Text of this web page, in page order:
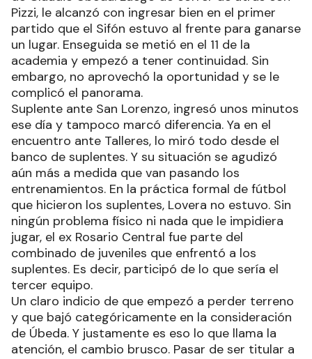
Pizzi, le alcanzó con ingresar bien en el primer
partido que el Sifón estuvo al frente para ganarse
un lugar. Enseguida se metió en el 11 de la
academia y empezó a tener continuidad. Sin
embargo, no aprovechó la oportunidad y se le
complicó el panorama.
Suplente ante San Lorenzo, ingresó unos minutos
ese día y tampoco marcó diferencia. Ya en el
encuentro ante Talleres, lo miró todo desde el
banco de suplentes. Y su situación se agudizó
aún más a medida que van pasando los
entrenamientos. En la práctica formal de fútbol
que hicieron los suplentes, Lovera no estuvo. Sin
ningún problema físico ni nada que le impidiera
jugar, el ex Rosario Central fue parte del
combinado de juveniles que enfrentó a los
suplentes. Es decir, participó de lo que sería el
tercer equipo.
Un claro indicio de que empezó a perder terreno
y que bajó categóricamente en la consideración
de Úbeda. Y justamente es eso lo que llama la
atención, el cambio brusco. Pasar de ser titular a